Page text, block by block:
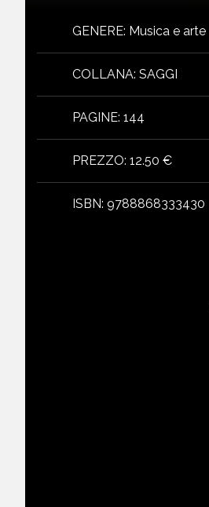
GENERE: Musica e arte
COLLANA: SAGGI
PAGINE: 144
PREZZO: 12.50 €
ISBN: 9788868333430